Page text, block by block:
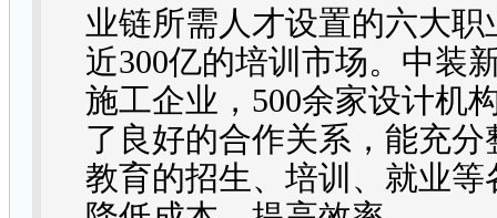
业链所需人才设置的六大
近300亿的培训市场。中装
施工企业， 500余家设计机
了良好的合作关系，能充
教育的招生、培训、就业